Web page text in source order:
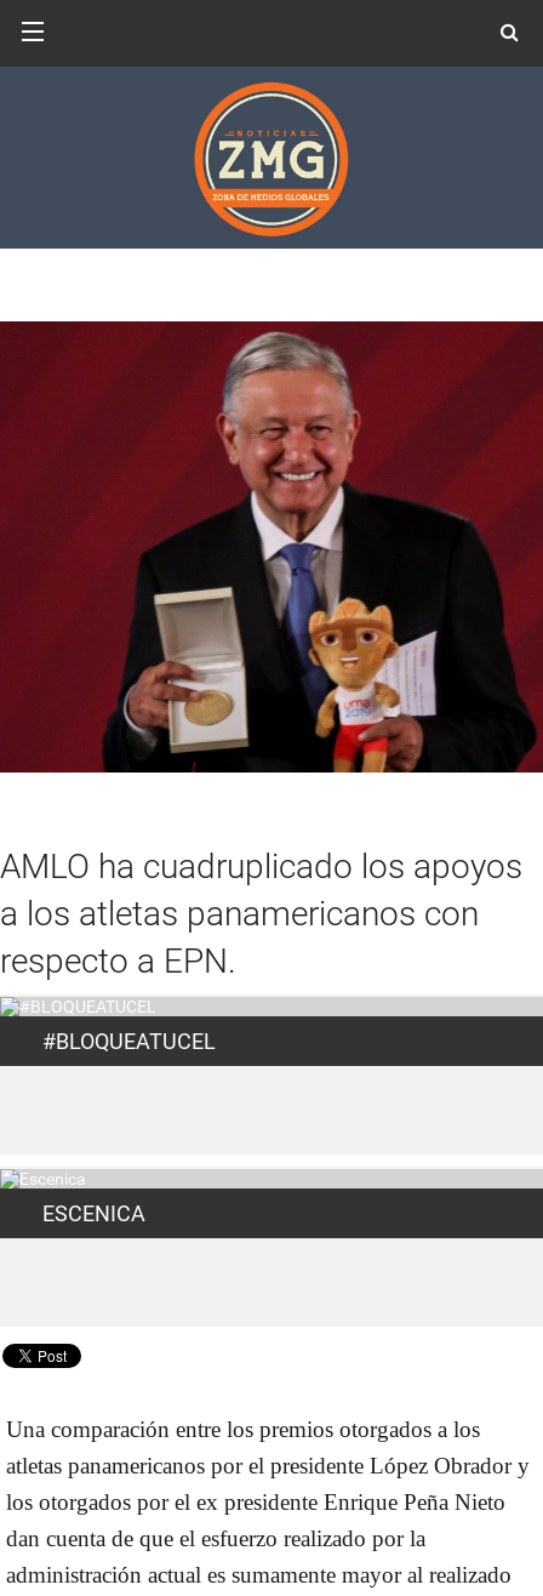
AMLO ha cuadruplicado los apoyos
a los atletas panamericanos con
respecto a EPN.
#BLOQUEATUCEL
ESCENICA
Una comparación entre los premios otorgados a los
atletas panamericanos por el presidente López Obrador y
los otorgados por el ex presidente Enrique Peña Nieto
dan cuenta de que el esfuerzo realizado por la
administración actual es sumamente mayor al realizado